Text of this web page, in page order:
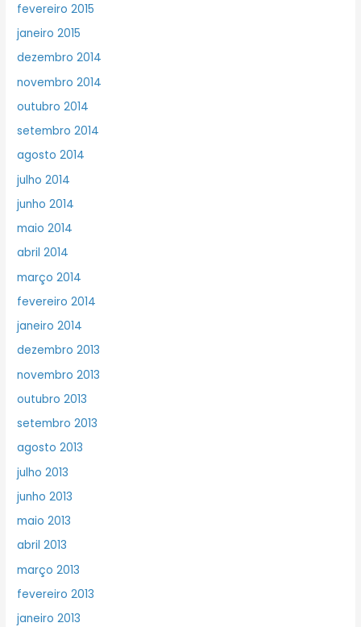
fevereiro 2015
janeiro 2015
dezembro 2014
novembro 2014
outubro 2014
setembro 2014
agosto 2014
julho 2014
junho 2014
maio 2014
abril 2014
março 2014
fevereiro 2014
janeiro 2014
dezembro 2013
novembro 2013
outubro 2013
setembro 2013
agosto 2013
julho 2013
junho 2013
maio 2013
abril 2013
março 2013
fevereiro 2013
janeiro 2013